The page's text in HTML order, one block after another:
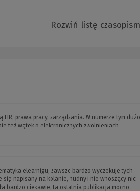
Rozwiń listę czasopism
prawa pracy, zarządzania. W numerze tym dużo
też wątek o elektronicznych zwolnieniach
elearnigu, zawsze bardzo wyczekuję tych
się napisany na kolanie, nudny i nie wnoszący nic
bardzo ciekawie, ta ostatnia publikacja mocno